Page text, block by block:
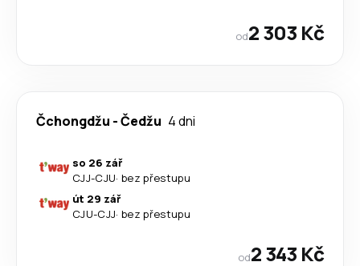
od2 303 Kč
Čchongdžu -Čedžu 4 dni
so 26 zář
CJJ-CJU· bez přestupu
út 29 zář
CJU-CJJ· bez přestupu
od2 343 Kč